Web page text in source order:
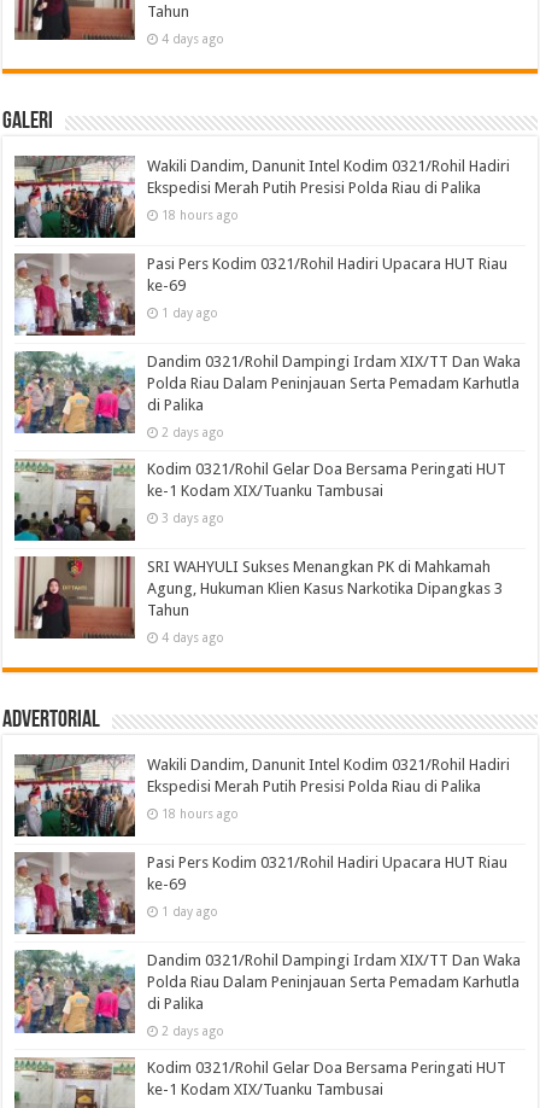
Tahun
4 days ago
Galeri
Wakili Dandim, Danunit Intel Kodim 0321/Rohil Hadiri
Ekspedisi Merah Putih Presisi Polda Riau di Palika
18 hours ago
Pasi Pers Kodim 0321/Rohil Hadiri Upacara HUT Riau
ke-69
1 day ago
Dandim 0321/Rohil Dampingi Irdam XIX/TT Dan Waka
Polda Riau Dalam Peninjauan Serta Pemadam Karhutla
di Palika
2 days ago
Kodim 0321/Rohil Gelar Doa Bersama Peringati HUT
ke-1 Kodam XIX/Tuanku Tambusai
3 days ago
SRI WAHYULI Sukses Menangkan PK di Mahkamah
Agung, Hukuman Klien Kasus Narkotika Dipangkas 3
Tahun
4 days ago
Advertorial
Wakili Dandim, Danunit Intel Kodim 0321/Rohil Hadiri
Ekspedisi Merah Putih Presisi Polda Riau di Palika
18 hours ago
Pasi Pers Kodim 0321/Rohil Hadiri Upacara HUT Riau
ke-69
1 day ago
Dandim 0321/Rohil Dampingi Irdam XIX/TT Dan Waka
Polda Riau Dalam Peninjauan Serta Pemadam Karhutla
di Palika
2 days ago
Kodim 0321/Rohil Gelar Doa Bersama Peringati HUT
ke-1 Kodam XIX/Tuanku Tambusai